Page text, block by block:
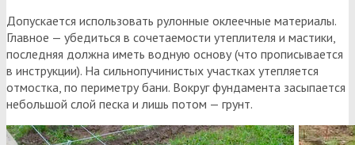
Допускается использовать рулонные оклеечные материалы.
Главное — убедиться в сочетаемости утеплителя и мастики,
последняя должна иметь водную основу (что прописывается
в инструкции). На сильнопучинистых участках утепляется
отмостка, по периметру бани. Вокруг фундамента засыпается
небольшой слой песка и лишь потом — грунт.